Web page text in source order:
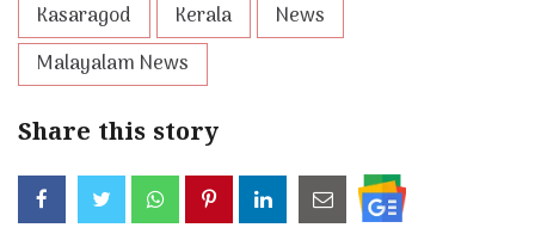
Kasaragod Kerala
News
Malayalam News
Share this story